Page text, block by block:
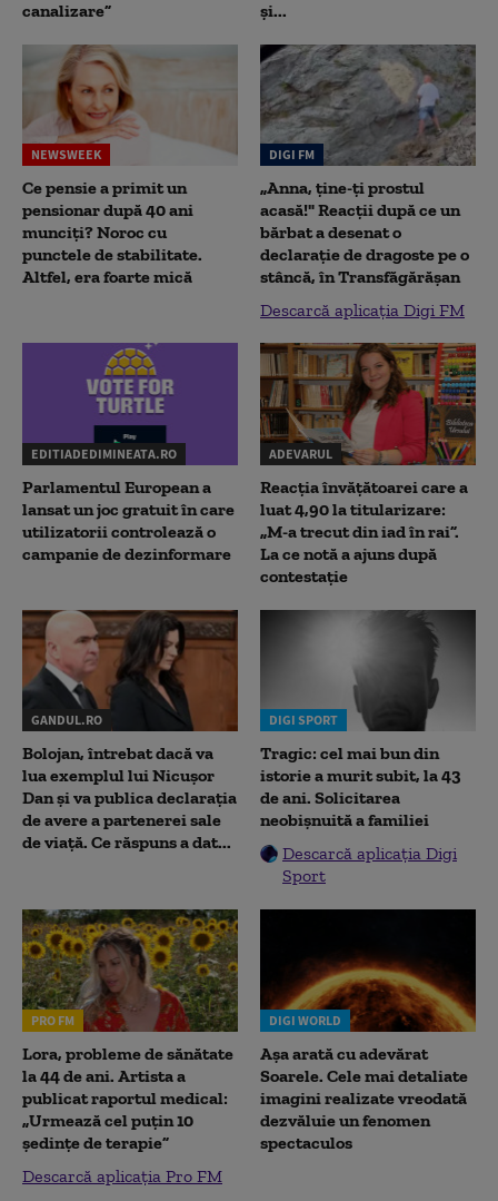
canalizare” și...
NEWSWEEK
Ce pensie a primit un
pensionar după 40 ani
munciți? Noroc cu
punctele de stabilitate.
Altfel, era foarte mică
DIGI FM
„Anna, ţine-ţi prostul
acasă!" Reacţii după ce un
bărbat a desenat o
declaraţie de dragoste pe o
stâncă, în Transfăgărăşan
Descarcă aplicația Digi FM
EDITIADEDIMINEATA.RO
Parlamentul European a
lansat un joc gratuit în care
utilizatorii controlează o
campanie de dezinformare
ADEVARUL
Reacția învățătoarei care a
luat 4,90 la titularizare:
„M-a trecut din iad în rai”.
La ce notă a ajuns după
contestație
GANDUL.RO
Bolojan, întrebat dacă va
lua exemplul lui Nicușor
Dan și va publica declarația
de avere a partenerei sale
de viață. Ce răspuns a dat...
DIGI SPORT
Tragic: cel mai bun din
istorie a murit subit, la 43
de ani. Solicitarea
neobișnuită a familiei
Descarcă aplicația Digi
Sport
PRO FM
Lora, probleme de sănătate
la 44 de ani. Artista a
publicat raportul medical:
„Urmează cel puțin 10
ședințe de terapie”
Descarcă aplicația Pro FM
DIGI WORLD
Așa arată cu adevărat
Soarele. Cele mai detaliate
imagini realizate vreodată
dezvăluie un fenomen
spectaculos